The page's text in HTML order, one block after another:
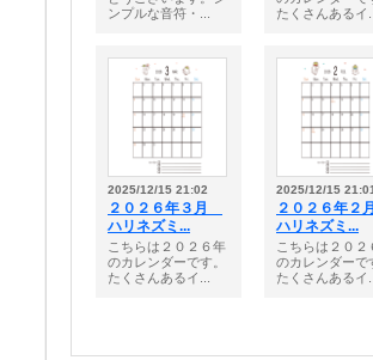
ンプルな音符・...
たくさんあるイ
2025/12/15 21:02
２０２６年３月
ハリネズミ...
こちらは２０２６年
のカレンダーです。
たくさんあるイ...
2025/12/15
２０２６年
ハリネズミ...
こちらは２０２
のカレンダーで
たくさんあるイ